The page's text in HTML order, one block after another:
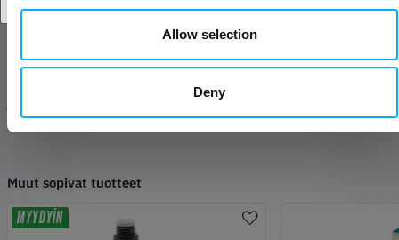
Allow selection
Deny
ominaisuudet, joita tarvitset onnistuneeseen 3D-tulostukseen.
TEKNISET TIEDOT
Muut sopivat tuotteet
MYYDYIN